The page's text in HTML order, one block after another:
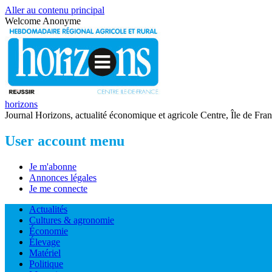
Aller au contenu principal
Welcome Anonyme
horizons
Journal Horizons, actualité économique et agricole Centre, Île de
User account menu
Je m'abonne
Annonces légales
Je me connecte
Actualités
Cultures & agronomie
Économie
Élevage
Matériel
Politique